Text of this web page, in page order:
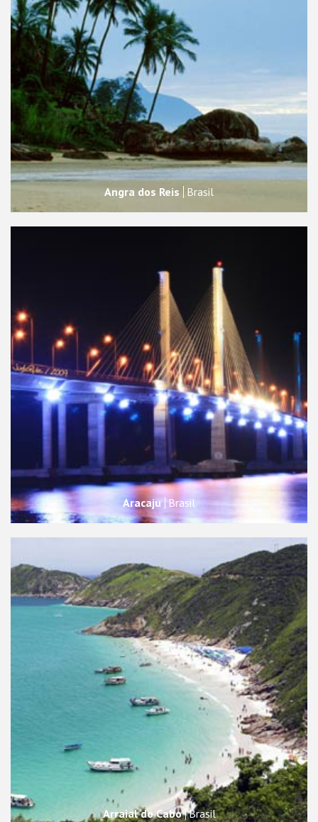
Angra dos Reis Brasil
Aracaju Brasil
Arraial do Cabo Brasil